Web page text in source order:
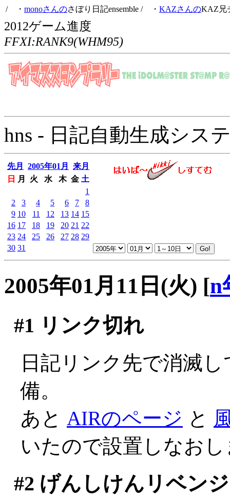
/ ・ monoさんのさぼり日記ensemble / ・ KAZさんのKAZ兄
2012ゲーム進度
FFXI:RANK9(WHM95)
hns - 日記自動生成シス
先月 2005年01月
来月
日
月 火 水 木 金 土
1
2
3 4 5 6 7
8
9 10 11 12 13 14 15
16 17 18 19 20 21 22
23 24 25 26 27 28 29
30 31
2005年01月11日(火) [n
#1 リンク切れ
日記リンク先で消滅
備。
あと AIRのページ と
いたので設置しなお
#2 げんしけんリベンジ